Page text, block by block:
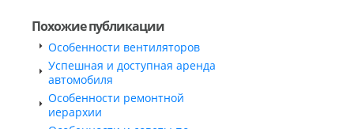
Похожие публикации
Особенности вентиляторов
Успешная и доступная аренда
автомобиля
Особенности ремонтной
иерархии